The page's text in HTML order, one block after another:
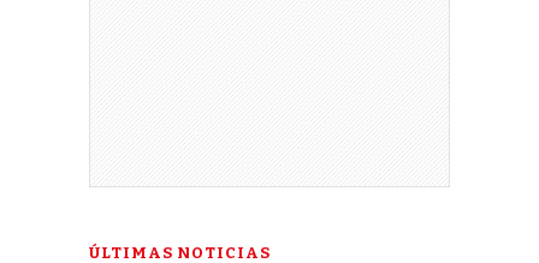
ÚLTIMAS NOTICIAS